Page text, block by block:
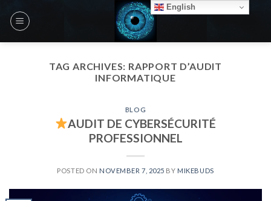
TAG ARCHIVES: RAPPORT D’AUDIT
INFORMATIQUE
BLOG
AUDIT DE CYBERSÉCURITÉ
PROFESSIONNEL
POSTED ON NOVEMBER 7, 2025 BY MIKEBUDS
English